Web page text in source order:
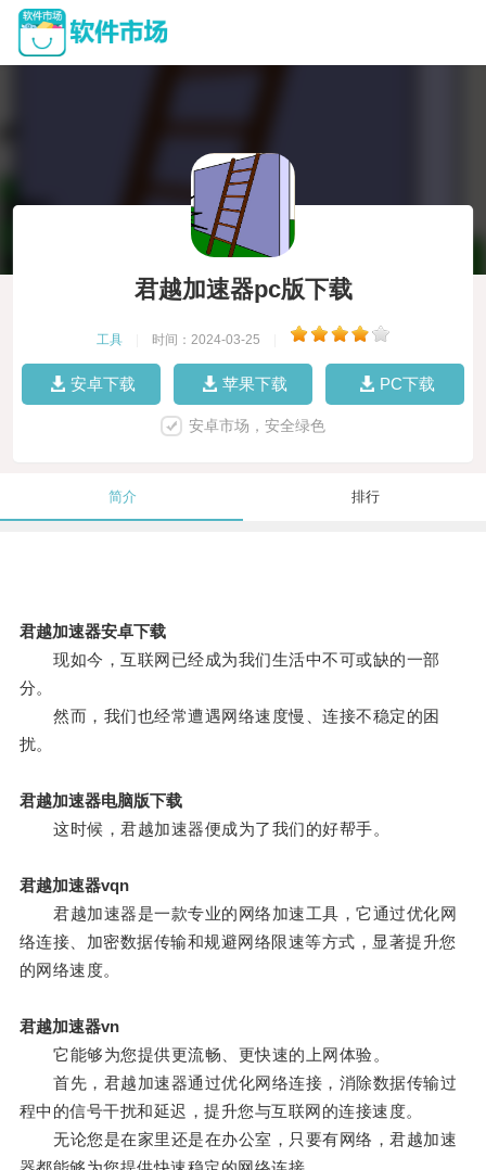
君越加速器pc版下载
工具 时间：2024-03-25
安卓下载 苹果下载 PC下载
安卓市场，安全绿色
简介 排行
君越加速器安卓下载
现如今，互联网已经成为我们生活中不可或缺的一部
分。
然而，我们也经常遭遇网络速度慢、连接不稳定的困
扰。
君越加速器电脑版下载
这时候，君越加速器便成为了我们的好帮手。
君越加速器vqn
君越加速器是一款专业的网络加速工具，它通过优化网
络连接、加密数据传输和规避网络限速等方式，显著提升您
的网络速度。
君越加速器vn
它能够为您提供更流畅、更快速的上网体验。
首先，君越加速器通过优化网络连接，消除数据传输过
程中的信号干扰和延迟，提升您与互联网的连接速度。
无论您是在家里还是在办公室，只要有网络，君越加速